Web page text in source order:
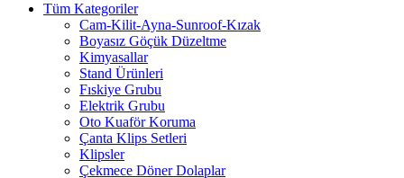
Tüm Kategoriler
Cam-Kilit-Ayna-Sunroof-Kızak
Boyasız Göçük Düzeltme
Kimyasallar
Stand Ürünleri
Fıskiye Grubu
Elektrik Grubu
Oto Kuaför Koruma
Çanta Klips Setleri
Klipsler
Çekmece Döner Dolaplar